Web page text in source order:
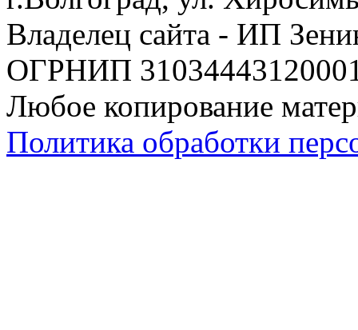
Владелец сайта - ИП
ОГРНИП
Любое копирование
Политика обработки